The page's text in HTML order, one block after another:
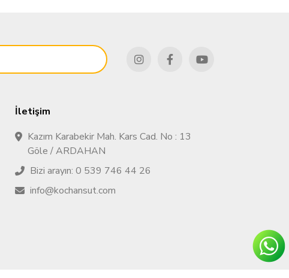
İletişim
Kazım Karabekir Mah. Kars Cad. No : 13
Göle / ARDAHAN
Bizi arayın: 0 539 746 44 26
info@kochansut.com